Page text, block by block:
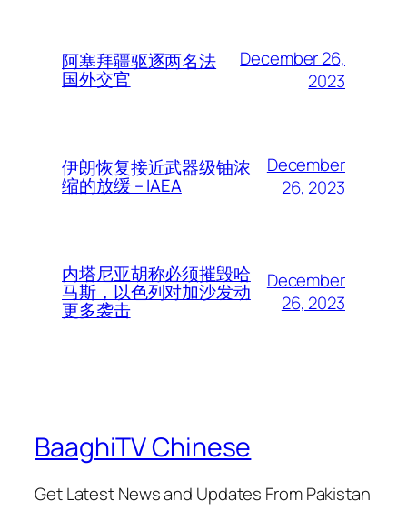
阿塞拜疆驱逐两名法
国外交官
December 26,
2023
伊朗恢复接近武器级铀浓
缩的放缓 – IAEA
December
26, 2023
内塔尼亚胡称必须摧毁哈
马斯，以色列对加沙发动
更多袭击
December
26, 2023
BaaghiTV Chinese
Get Latest News and Updates From Pakistan